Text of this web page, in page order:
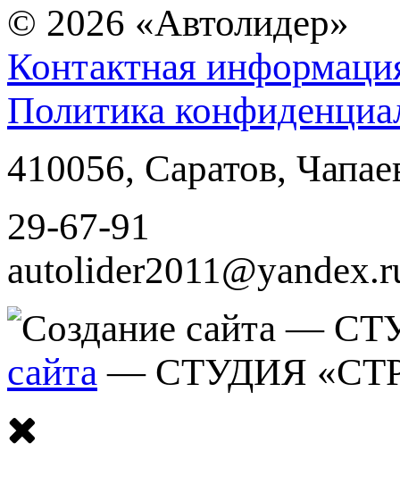
© 2026 «Автолидер»
Контактная
Политика
410056, Саратов,
29-67-91
сайта — СТУДИЯ